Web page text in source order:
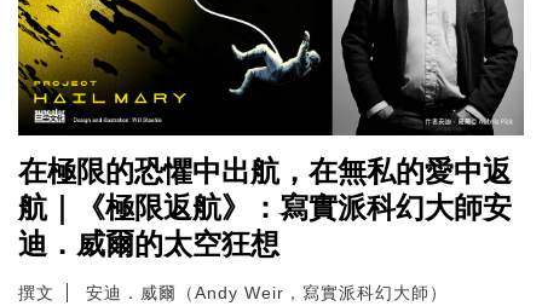
在極限的恐懼中出航，在無私的愛中返
航｜《極限返航》：寫實派科幻大師安
迪．威爾的太空狂想
撰文 安迪．威爾（Andy Weir，寫實派科幻大師）